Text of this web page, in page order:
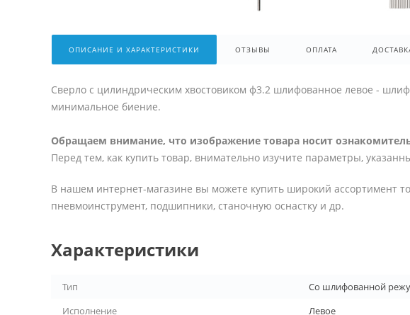
ОПИСАНИЕ И ХАРАКТЕРИСТИКИ ОТЗЫВЫ ОПЛАТА
Сверло с цилиндрическим хвостовиком ф3.2 шлифованное левое -
минимальное биение.
Обращаем внимание, что изображение товара носит
Перед тем, как купить товар, внимательно изучите параметры,
В нашем интернет-магазине вы можете купить широкий ассортимент
пневмоинструмент, подшипники, станочную оснастку и др.
Характеристики
Тип
Со шлифованной
Исполнение
Левое